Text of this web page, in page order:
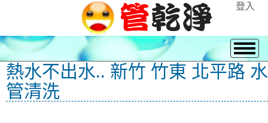
登入
熱水不出水.. 新竹 竹東 北平路 水
管清洗